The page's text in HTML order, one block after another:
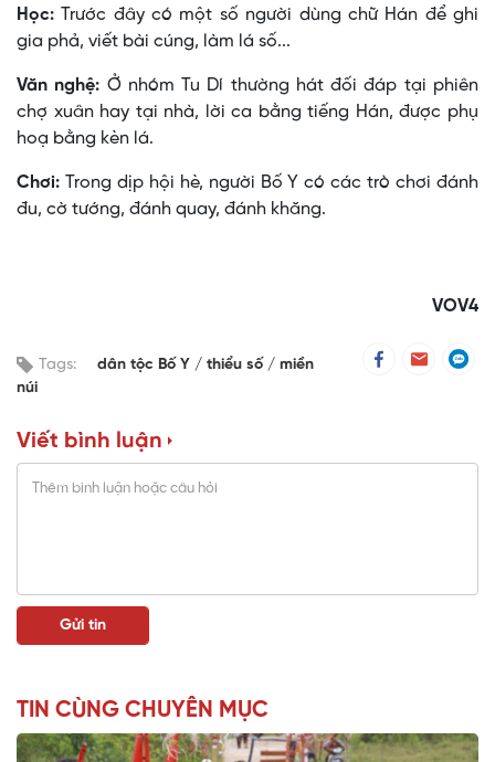
Học:Trước đây có một số người dùng chữ Hán để ghi
gia phả, viết bài cúng, làm lá số...
Văn nghệ: Ở nhóm Tu Dí thường hát đối đáp tại phiên
chợ xuân hay tại nhà, lời ca bằng tiếng Hán, được phụ
hoạ bằng kèn lá.
Chơi: Trong dịp hội hè, người Bố Y có các trò chơi đánh
đu, cờ tướng, đánh quay, đánh khăng.
VOV4
Tags: dân tộc Bố Y thiểu số
miền
núi
Viết bình luận
TIN CÙNG CHUYÊN MỤC